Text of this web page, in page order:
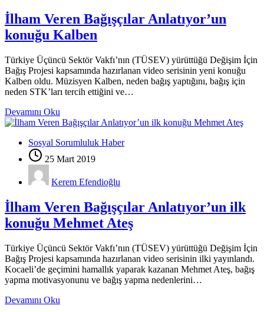
İlham Veren Bağışçılar Anlatıyor’un
konuğu Kalben
Türkiye Üçüncü Sektör Vakfı’nın (TÜSEV) yürüttüğü Değişim İçin
Bağış Projesi kapsamında hazırlanan video serisinin yeni konuğu
Kalben oldu. Müzisyen Kalben, neden bağış yaptığını, bağış için
neden STK’ları tercih ettiğini ve…
Devamını Oku
Sosyal Sorumluluk Haber
25 Mart 2019
Kerem Efendioğlu
İlham Veren Bağışçılar Anlatıyor’un ilk
konuğu Mehmet Ateş
Türkiye Üçüncü Sektör Vakfı’nın (TÜSEV) yürüttüğü Değişim İçin
Bağış Projesi kapsamında hazırlanan video serisinin ilki yayınlandı.
Kocaeli’de geçimini hamallık yaparak kazanan Mehmet Ateş, bağış
yapma motivasyonunu ve bağış yapma nedenlerini…
Devamını Oku